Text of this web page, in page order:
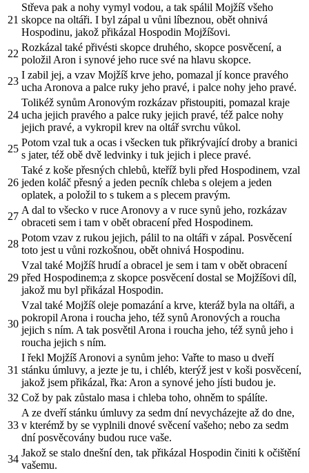
21
Střeva pak a nohy vymyl vodou, a tak spálil Mojžíš všeho
skopce na oltáři. I byl zápal u vůni líbeznou, obět ohnivá
Hospodinu, jakož přikázal Hospodin Mojžíšovi.
22
Rozkázal také přivésti skopce druhého, skopce posvěcení, a
položil Aron i synové jeho ruce své na hlavu skopce.
23
I zabil jej, a vzav Mojžíš krve jeho, pomazal jí konce pravého
ucha Aronova a palce ruky jeho pravé, i palce nohy jeho pravé.
24
Tolikéž synům Aronovým rozkázav přistoupiti, pomazal kraje
ucha jejich pravého a palce ruky jejich pravé, též palce nohy
jejich pravé, a vykropil krev na oltář svrchu vůkol.
25
Potom vzal tuk a ocas i všecken tuk přikrývající droby a branici
s jater, též obě dvě ledvinky i tuk jejich i plece pravé.
26
Také z koše přesných chlebů, kteříž byli před Hospodinem, vzal
jeden koláč přesný a jeden pecník chleba s olejem a jeden
oplatek, a položil to s tukem a s plecem pravým.
27
A dal to všecko v ruce Aronovy a v ruce synů jeho, rozkázav
obraceti sem i tam v obět obracení před Hospodinem.
28
Potom vzav z rukou jejich, pálil to na oltáři v zápal. Posvěcení
toto jest u vůni rozkošnou, obět ohnivá Hospodinu.
29
Vzal také Mojžíš hrudí a obracel je sem i tam v obět obracení
před Hospodinem;a z skopce posvěcení dostal se Mojžíšovi díl,
jakož mu byl přikázal Hospodin.
30
Vzal také Mojžíš oleje pomazání a krve, kteráž byla na oltáři, a
pokropil Arona i roucha jeho, též synů Aronových a roucha
jejich s ním. A tak posvětil Arona i roucha jeho, též synů jeho i
roucha jejich s ním.
31
I řekl Mojžíš Aronovi a synům jeho: Vařte to maso u dveří
stánku úmluvy, a jezte je tu, i chléb, kterýž jest v koši posvěcení,
jakož jsem přikázal, řka: Aron a synové jeho jísti budou je.
32 Což by pak zůstalo masa i chleba toho, ohněm to spálíte.
33
A ze dveří stánku úmluvy za sedm dní nevycházejte až do dne,
v kterémž by se vyplnili dnové svěcení vašeho; nebo za sedm
dní posvěcovány budou ruce vaše.
34
Jakož se stalo dnešní den, tak přikázal Hospodin činiti k očištění
vašemu.